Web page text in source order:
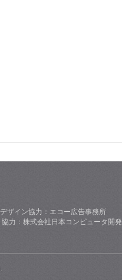
ザイン協力：エコー広告事務所
力：株式会社日本コンピュータ開発